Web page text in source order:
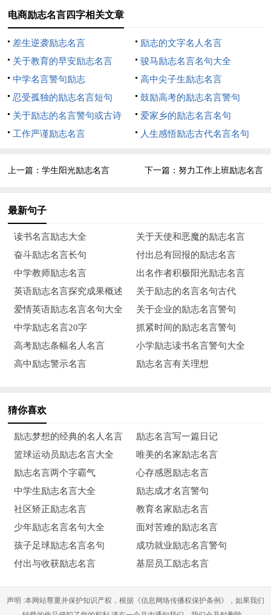
包装。
11、用伟人的胸怀来形容实际是不会过的。智慧往往是不拘
言笑。
12、页面漂亮的目的不是让买家爽心悦目，是为了让消费者
信任你。
13、以做市场的心态来做电商，远比以做店铺的心态来做电
14、创业，要真正想清楚你解决了什么问题，创造了什么独
15、今天很残酷，明天更残酷，后天很美好，可是很多人死
在明天晚上。
16、没有产品、质量、服务这些东西一切策划都是空的，这
是我的一个看法。
17、买家很可能就是隔壁的那小两口，不太可能是菜场旁边
那条巷子的街坊。
18、人要成功一定要有永不放弃的精神，但你学会放弃的时
19、永远要把对手想得非常强大，哪怕他非常弱小，你也要
把他想得非常强大。
20、真的要找风险投资的'时候，必须跟风险投资共担风
险，你拿到可能性会更大。
21、对待你的商业对手犯错误经常会出现是：看不见，看不
起，看不懂，跟不上。
22、我不希望熊晓鸽来赚你的钱。ceo要把自己的产品用最
简单的话告诉全国人民。
23、你还年轻，80年代的人还需要摔打，不管做任何事，
更要从主观原因检讨自我。
电商励志名言四字相关文章
差生逆袭励志名言
励志的文字名人名言
关于教育的早安励志名言
骏马励志名言名句大全
中学名言警句励志
高中尖子生励志名言
忍受孤独的励志名言短句
鼓励高考的励志名言警句
关于励志的名言警句或古诗
爱家乡的励志名言名句
工作严谨励志名言
人生感悟励志古代名言名句
上一篇：学生阳光励志名言 下一篇： 努力工作上班励志名言
最新句子
读书名言励志大全
关于天使和恶魔的励志名言
奋斗励志名言长句
付出总有回报的励志名言
中学教师励志名言
出名作者积极阳光励志名言
英语励志名言探究成果概述
关于励志的名言名句古代
爱情英语励志名言名句大全
关于企业的励志名言警句
中学励志名言20字
抓紧时间的励志名言警句
高考励志条幅名人名言
小学励志读书名言警句大全
高中励志警示名言
励志名言有关理想
猜你喜欢
励志梦想的经典的名人名言
励志名言写一篇日记
篮球运动员励志名言大全
唯美的名家励志名言
励志名言两个字霸气
心存感恩励志名言
中学生励志名言大全
励志成才名言警句
社区矫正励志名言
教育名家励志名言
少年励志名言名句大全
面对苦难的励志名言
孩子足球励志名言名句
成功就业励志名言警句
付出与收获励志名言
基层员工励志名言
声明 :本网站尊重并保护知识产权，根据《信息网络传播权保护条例》，如果我们